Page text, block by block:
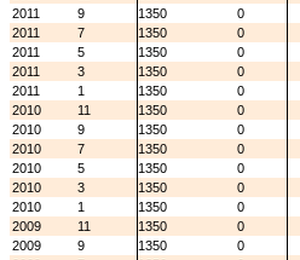
2011
9 1350
0
2011
7 1350
0
2011
5 1350
0
2011
3 1350
0
2011
1 1350
0
2010
11 1350
0
2010
9 1350
0
2010
7 1350
0
2010
5 1350
0
2010
3 1350
0
2010
1 1350
0
2009
11 1350
0
2009
9 1350
0